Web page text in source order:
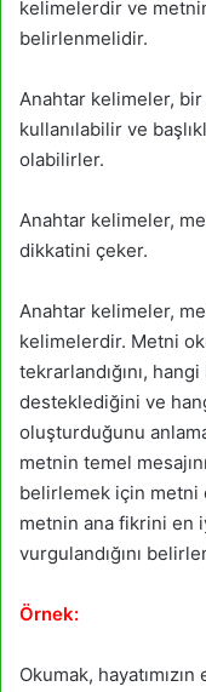
kelimelerdir ve
belirlenmelidir.
Anahtar kelimeler,
kullanılabilir ve
olabilirler.
Anahtar kelimeler,
dikkatini çeker.
Anahtar kelimeler,
kelimelerdir. Metni
tekrarlandığını,
desteklediğini ve
oluşturduğunu
metnin temel
belirlemek için metni
metnin ana fikrini en
vurgulandığını
Örnek:
Okumak,